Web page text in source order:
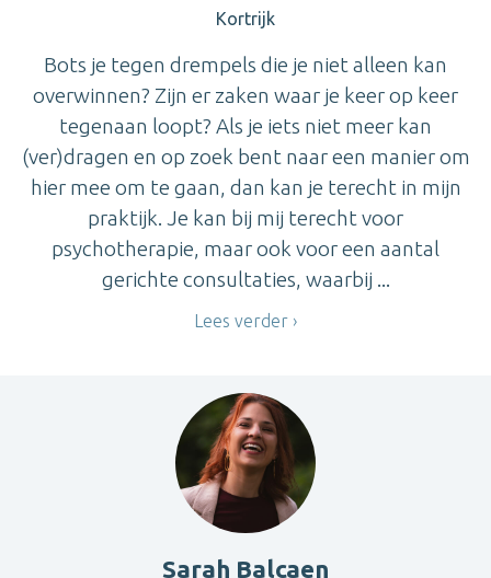
Kortrijk
Bots je tegen drempels die je niet alleen kan
overwinnen? Zijn er zaken waar je keer op keer
tegenaan loopt? Als je iets niet meer kan
(ver)dragen en op zoek bent naar een manier om
hier mee om te gaan, dan kan je terecht in mijn
praktijk. Je kan bij mij terecht voor
psychotherapie, maar ook voor een aantal
gerichte consultaties, waarbij ...
Lees verder
Sarah Balcaen